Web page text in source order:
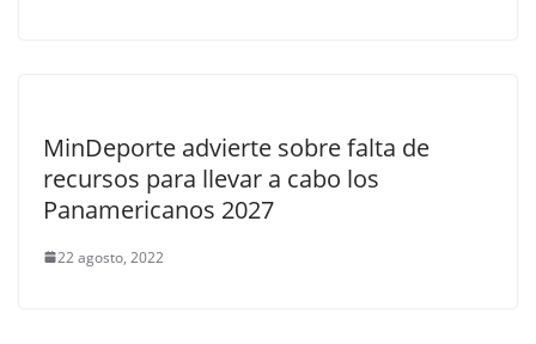
MinDeporte advierte sobre falta de
recursos para llevar a cabo los
Panamericanos 2027
22 agosto, 2022